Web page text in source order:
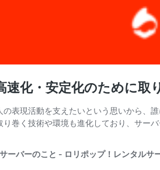
速化・安定化のために取
の表現活動を支えたいという思いから、
り巻く技術や環境も進化しており、サー
ーバーのこと - ロリポップ！レンタルサ